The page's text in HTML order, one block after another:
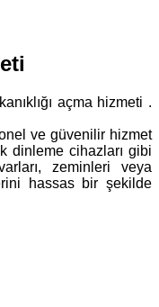
açma hizmeti .
ve güvenilir hizmet
dinleme cihazları gibi
zeminleri veya
hassas bir şekilde